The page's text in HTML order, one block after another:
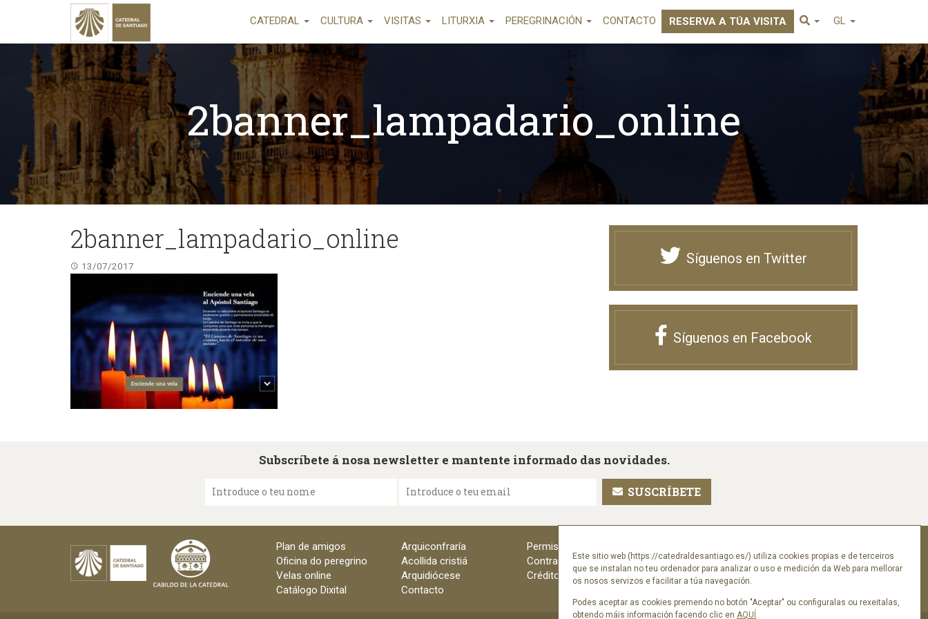
Este sitio web (https://catedraldesantiago.es/) utiliza cookies propias e de terceiros
que se instalan no teu ordenador para analizar o uso e medición da Web para mellorar
os nosos servizos e facilitar a túa navegación.
Podes aceptar as cookies premendo no botón "Aceptar" ou configuralas ou rexeitalas,
obtendo máis información facendo clic en AQUÍ.
CATEDRAL CULTURA VISITAS LITURXIA PEREGRINACIÓN CONTACTO RESERVA A TÚA VISITA GL
2banner_lampadario_online
2banner_lampadario_online
13/07/2017 Síguenos en Twitter
Síguenos en Facebook
Subscríbete á nosa newsletter e mantente informado das novidades.
Introduce o teu nome Introduce o teu email
Plan de amigos Arquiconfraría
Permisos
Oficina do peregrino
Acollida cristiá
Contratación
Velas online
Arquidiócese
Créditos
Catálogo Dixital
Contacto